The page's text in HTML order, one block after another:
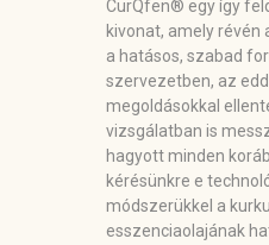
CurQfen® egy így
kivonat, amely révén
a hatásos, szabad
szervezetben, az
megoldásokkal
vizsgálatban is
hagyott minden
kérésünkre e
módszerükkel a
esszenciaolajának